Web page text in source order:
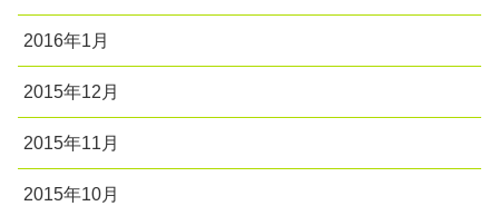
2016年1月
2015年12月
2015年11月
2015年10月